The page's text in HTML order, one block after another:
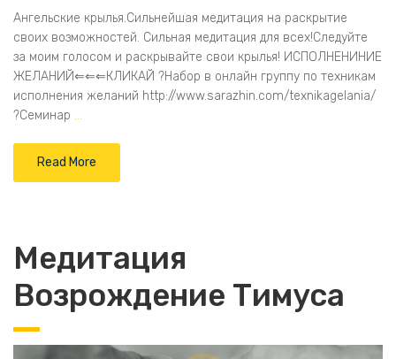
Ангельские крылья.Сильнейшая медитация на раскрытие
своих возможностей. Сильная медитация для всех!Следуйте
за моим голосом и раскрывайте свои крылья! ИСПОЛНЕНИНИЕ
ЖЕЛАНИЙ⇐⇐⇐КЛИКАЙ ?Набор в онлайн группу по техникам
исполнения желаний http://www.sarazhin.com/texnikagelania/
?Семинар …
Read More
Медитация
Возрождение Тимуса